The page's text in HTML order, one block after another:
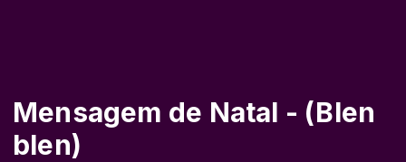
Mensagem de Natal - (Blen
blen)